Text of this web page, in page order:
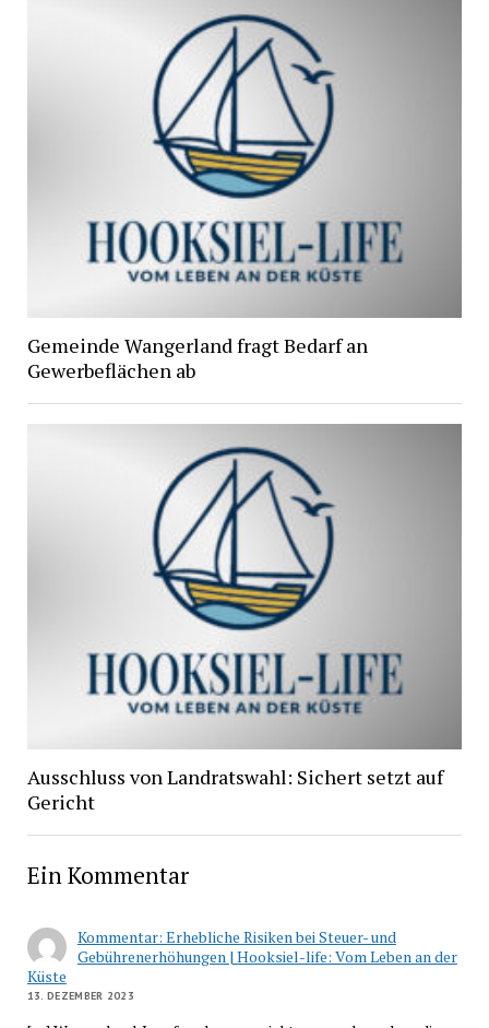
Gemeinde Wangerland fragt Bedarf an
Gewerbeflächen ab
Ausschluss von Landratswahl: Sichert setzt auf
Gericht
Ein Kommentar
Kommentar: Erhebliche Risiken bei Steuer- und
Gebührenerhöhungen | Hooksiel-life: Vom Leben an der
Küste
13. DEZEMBER 2023